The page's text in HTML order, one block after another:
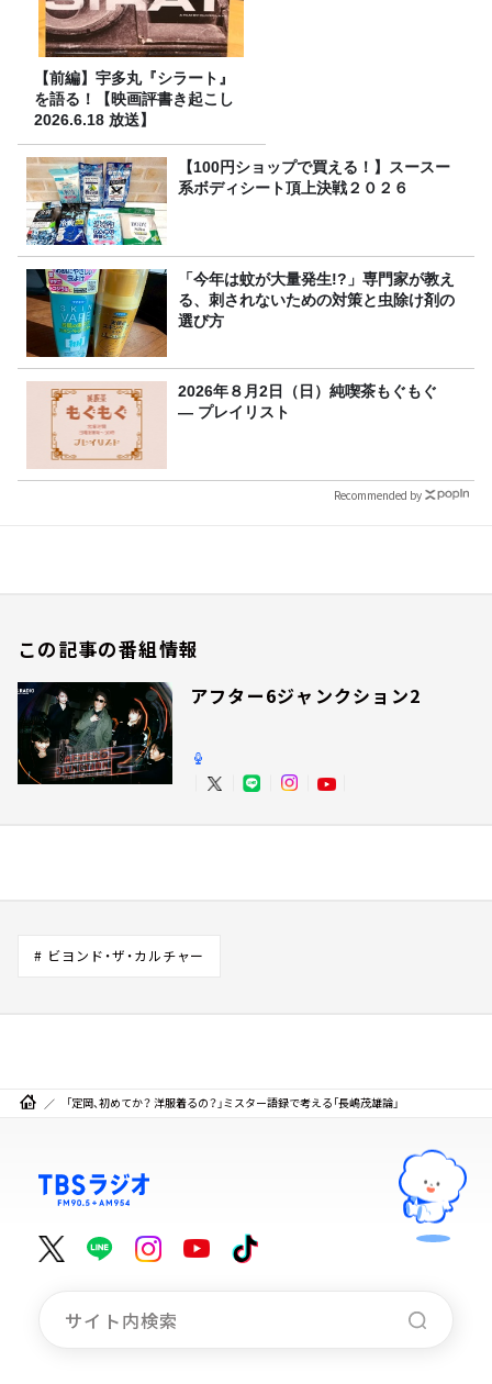
【前編】宇多丸『シラート』
を語る！【映画評書き起こし
2026.6.18 放送】
【100円ショップで買える！】スースー
系ボディシート頂上決戦２０２６
「今年は蚊が大量発生!?」専門家が教え
る、刺されないための対策と虫除け剤の
選び方
2026年８月2日（日）純喫茶もぐもぐ
― プレイリスト
Recommended by
この記事の番組情報
アフター6ジャンクション2
# ビヨンド・ザ・カルチャー
「定岡、初めてか？ 洋服着るの？」ミスター語録で考える「長嶋茂雄論」